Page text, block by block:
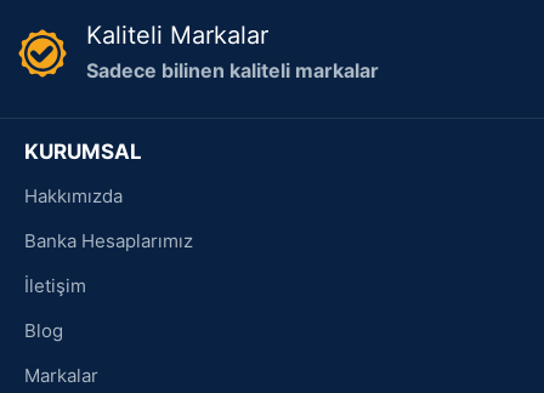
Kaliteli Markalar
Sadece bilinen kaliteli markalar
KURUMSAL
Hakkımızda
Banka Hesaplarımız
İletişim
Blog
Markalar